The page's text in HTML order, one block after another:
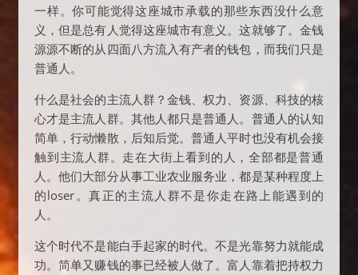
一样。你可能觉得这座城市承载的那些东西没什么意
义，但是总有人觉得这座城市有意义。这就够了。金钱
源源不断的从四面八方流入有产者的钱包，而我们只是
普通人。
什么是社会的主流人群？金钱、权力、资源、科技的核
心才是主流人群。其他人都只是普通人。普通人的认知
简单，行动懒散，后知后觉。普通人平时也没有机会接
触到主流人群。走在大街上看到的人，全部都是普通
人。他们大部分从事工业农业服务业，都是某种程度上
的loser。真正的主流人群不是你走在路上能遇到的
人。
这个时代不是能白手起家的时代。不是光靠努力就能成
功。简单又赚钱的事已经被人做了。富人靠着把持权力